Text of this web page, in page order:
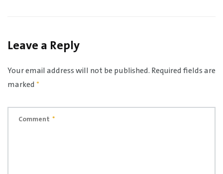
Leave a Reply
Your email address will not be published. Required fields are
marked*
Comment *